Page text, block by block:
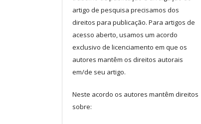
artigo de pesquisa precisamos dos
direitos para publicação. Para artigos de
acesso aberto, usamos um acordo
exclusivo de licenciamento em que os
autores mantêm os direitos autorais
em/de seu artigo.
Neste acordo os autores mantêm direitos
sobre: